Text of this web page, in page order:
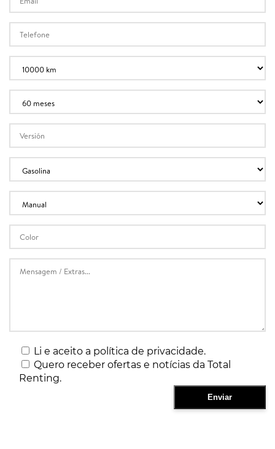
Li e aceito a política de privacidade.
Quero receber ofertas e notícias da Total
Renting.